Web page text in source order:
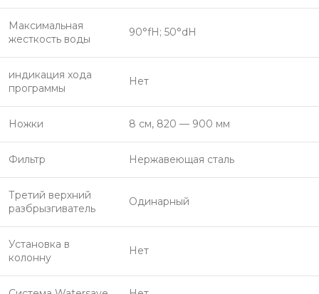
Максимальная
жесткость воды
90°fH; 50°dH
индикация хода
программы
Нет
Ножки 8 см, 820 — 900 мм
Фильтр Нержавеющая сталь
Третий верхний
разбрызгиватель
Одинарный
Установка в
колонну
Нет